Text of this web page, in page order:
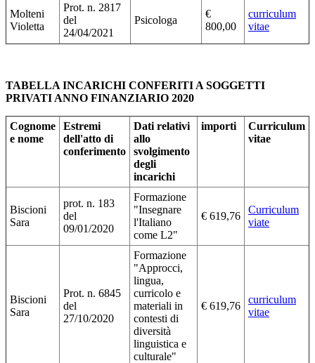
Molteni
Violetta
Prot. n. 2817
del
24/04/2021
Psicologa
€
800,00
curriculum
vitae
TABELLA INCARICHI CONFERITI A SOGGETTI
PRIVATI ANNO FINANZIARIO 2020
Cognome
e nome
Estremi
dell'atto di
conferimento
Dati relativi
allo
svolgimento
degli
incarichi
importi
Curriculum
vitae
Biscioni
Sara
prot. n. 183
del
09/01/2020
Formazione
"Insegnare
l'Italiano
come L2"
€ 619,76
Curriculum
viate
Biscioni
Sara
Prot. n. 6845
del
27/10/2020
Formazione
"Approcci,
lingua,
curricolo e
materiali in
contesti di
diversità
linguistica e
culturale"
€ 619,76
curriculum
vitae